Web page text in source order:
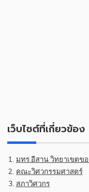
เว็บไซต์ที่เกี่ยวข้อง
มทร.อีสาน วิทยาเขตข
คณะวิศวกรรมศาสตร์
สภาวิศวกร